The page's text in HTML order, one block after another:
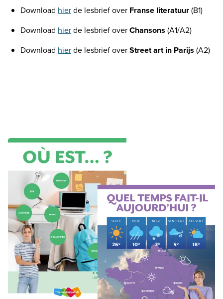
Download hier de lesbrief over Franse literatuur (B1)
Download hier de lesbrief over Chansons (A1/A2)
Download hier de lesbrief over Street art in Parijs (A2)